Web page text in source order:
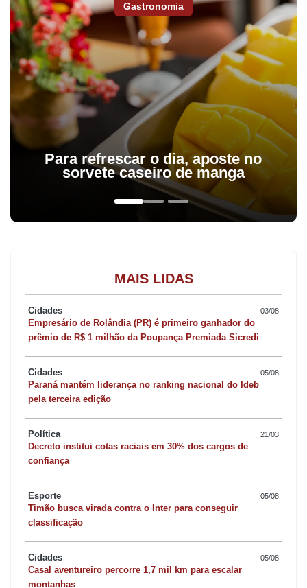
De acordo com o presidente do Sindicato das indústrias
Moveleiras de Arapongas (Sima), Irineu Munhoz, o setor
de ano, cujos pedidos chegam para a indústria agora”, destaca.
Porém, segundo ele, na comparação com setembro do ano
passado, a situação ainda é complicada. “Ainda estamos abaixo
empresas adotarão regime de férias coletivas no final do ano,
como forma de preservar os empregos”, diz.
Em Apucarana, os pedidos de final de ano também ajudaram o
setor do vestuário a ‘respirar’ um pouco melhor. “A situação se
patamar normal, e a produção não tem caído mais”, ressalta
Jayme Leonel, presidente do Sindicato das Indústrias do
Mas, assim como o setor moveleiro da cidade vizinha, a situação
Gastronomia
Para refrescar o dia, aposte no
sorvete caseiro de manga
MAIS LIDAS
Cidades 03/08
Empresário de Rolândia (PR) é primeiro ganhador do
prêmio de R$ 1 milhão da Poupança Premiada Sicredi
Cidades 05/08
Paraná mantém liderança no ranking nacional do Ideb
pela terceira edição
Política 21/03
Decreto institui cotas raciais em 30% dos cargos de
confiança
Esporte 05/08
Timão busca virada contra o Inter para conseguir
classificação
Cidades 05/08
Casal aventureiro percorre 1,7 mil km para escalar
montanhas